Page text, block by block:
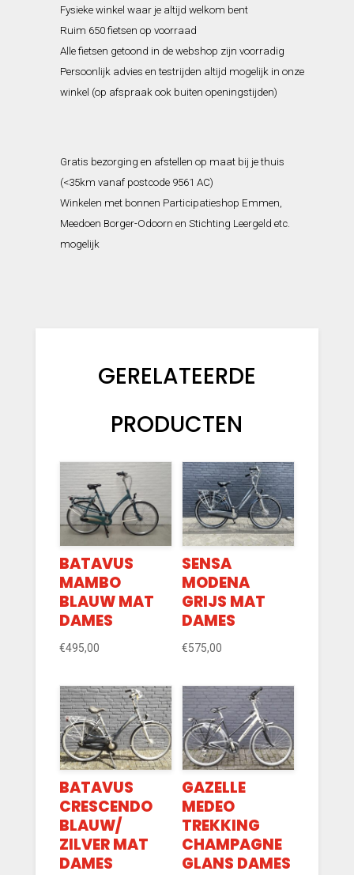
Fysieke winkel waar je altijd welkom bent
Ruim 650 fietsen op voorraad
Alle fietsen getoond in de webshop zijn voorradig
Persoonlijk advies en testrijden altijd mogelijk in onze
winkel (op afspraak ook buiten openingstijden)
Gratis bezorging en afstellen op maat bij je thuis
(<35km vanaf postcode 9561 AC)
Winkelen met bonnen Participatieshop Emmen,
Meedoen Borger-Odoorn en Stichting Leergeld etc.
mogelijk
GERELATEERDE
PRODUCTEN
BATAVUS
MAMBO
BLAUW MAT
DAMES
€495,00
SENSA
MODENA
GRIJS MAT
DAMES
€575,00
BATAVUS
CRESCENDO
BLAUW/
ZILVER MAT
DAMES
GAZELLE
MEDEO
TREKKING
CHAMPAGNE
GLANS DAMES